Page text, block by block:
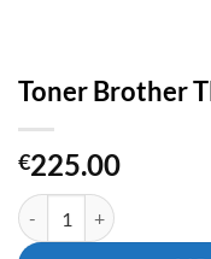
Toner Brother
€225.00
quantité de Toner Brother